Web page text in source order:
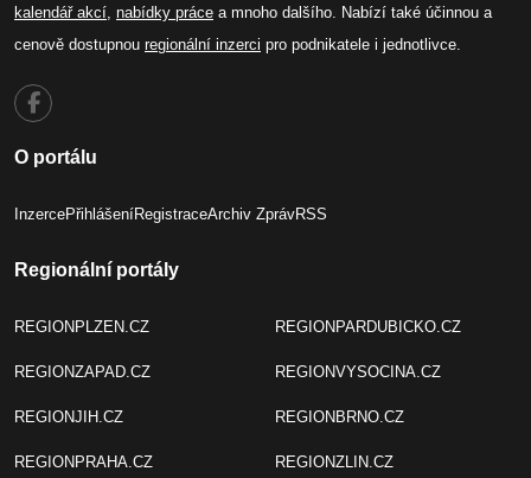
kalendář akcí nabídky práce a mnoho dalšího. Nabízí také účinnou a
cenově dostupnou regionální inzerci pro podnikatele i jednotlivce.
O portálu
InzercePřihlášeníRegistraceArchiv ZprávRSS
Regionální portály
REGIONPLZEN.CZ
REGIONZAPAD.CZ
REGIONJIH.CZ
REGIONPRAHA.CZ
REGIONPARDUBICKO.CZ
REGIONVYSOCINA.CZ
REGIONBRNO.CZ
REGIONZLIN.CZ